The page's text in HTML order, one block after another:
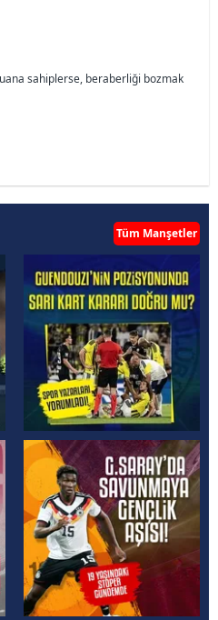
sahiplerse, beraberliği bozmak
Tüm Manşetler